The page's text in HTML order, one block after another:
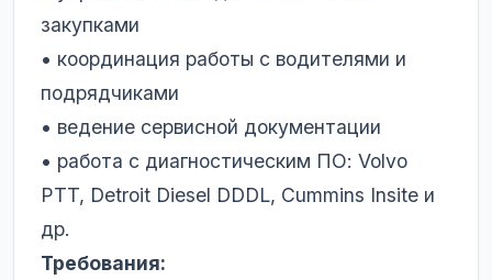
закупками
• координация работы с водителями и
подрядчиками
• ведение сервисной документации
• работа с диагностическим ПО: Volvo
PTT, Detroit Diesel DDDL, Cummins Insite и
др.
Требования: